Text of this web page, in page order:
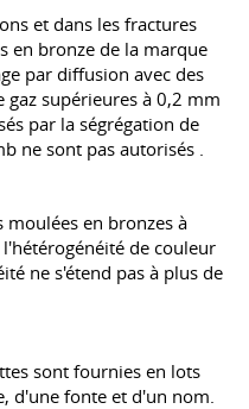
et dans les fractures
en bronze de la marque
par diffusion avec des
gaz supérieures à 0,2 mm
par la ségrégation de
ne sont pas autorisés .
moulées en bronzes à
de couleur
ne s'étend pas à plus de
sont fournies en lots
d'une fonte et d'un nom.